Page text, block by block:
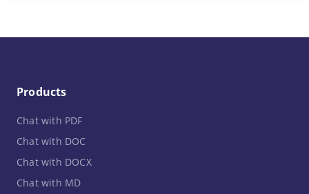
Products
Chat with PDF
Chat with DOC
Chat with DOCX
Chat with MD